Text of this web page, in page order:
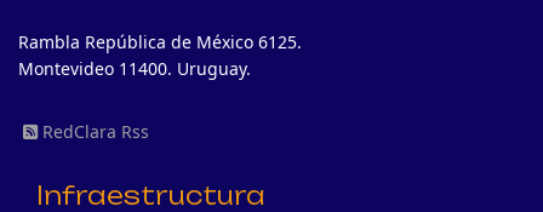
Rambla República de México 6125.
Montevideo 11400. Uruguay.
RedClara Rss
Infraestructura